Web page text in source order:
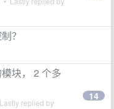
？
块， 2 个多
replied by
14